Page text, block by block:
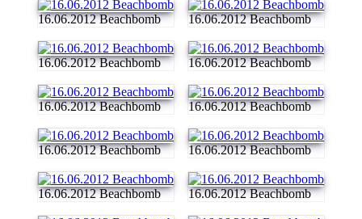
16.06.2012 Beachbomb 16.06.2012 Beachbomb
16.06.2012 Beachbomb 16.06.2012 Beachbomb
16.06.2012 Beachbomb 16.06.2012 Beachbomb
16.06.2012 Beachbomb 16.06.2012 Beachbomb
16.06.2012 Beachbomb 16.06.2012 Beachbomb